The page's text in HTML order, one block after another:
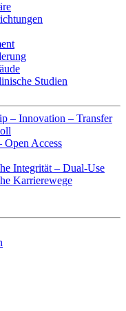
Studien
– Innovation – Transfer
Open Access
Integrität – Dual-Use
Karrierewege